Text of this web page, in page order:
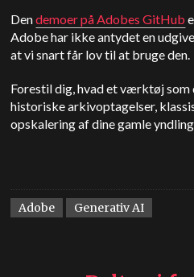
Dendemoer på Adobes GitHub
Adobe har ikke antydet en
at vi snart får lov til at bruge den.
Forestil dig, hvad et værktøj
historiske arkivoptagelser,
opskalering af dine gamle
Adobe Generativ AI